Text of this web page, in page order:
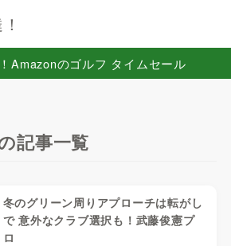
Amazonのゴルフ タイムセール
記事一覧
冬のグリーン周りアプローチは転がし
で 意外なクラブ選択も！武藤俊憲プ
ロ